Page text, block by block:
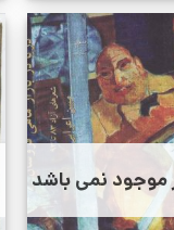
موجود نمی باشد